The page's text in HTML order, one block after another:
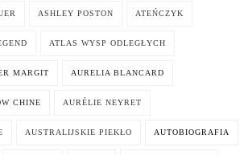
ASHLEY POSTON ATEŃCZYK
ATLAS WYSP ODLEGŁYCH
MARGIT AURELIA BLANCARD
CHINE AURÉLIE NEYRET
AUSTRALIJSKIE PIEKŁO AUTOBIOGRAFIA